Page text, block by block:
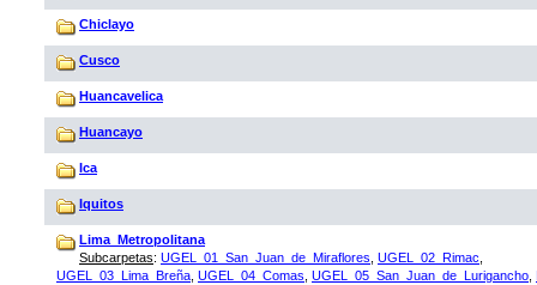
Chiclayo
Cusco
Huancavelica
Huancayo
Ica
Iquitos
Lima_Metropolitana
Subcarpetas: UGEL_01_San_Juan_de_Miraflores UGEL_02_Rimac
UGEL_03_Lima_Breña UGEL_04_Comas UGEL_05_San_Juan_de_Lurigancho